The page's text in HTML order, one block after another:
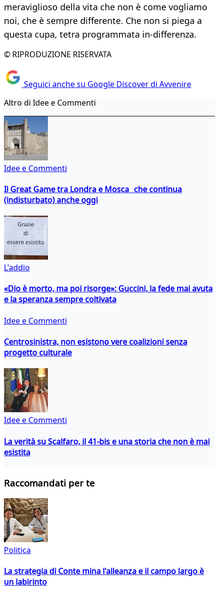
meraviglioso della vita che non è come vo­gliamo
noi, che è sempre differente. Che non si pie­ga a
questa cupa, tetra programmata in-differenza.​
© RIPRODUZIONE RISERVATA
Seguici anche su Google Discover di Avvenire
Altro di Idee e Commenti
Idee e Commenti
Il Great Game tra Londra e Mosca che continua
(indisturbato) anche oggi
L'addio
«Dio è morto, ma poi risorge»: Guccini, la fede mai avuta
e la speranza sempre coltivata
Idee e Commenti
Centrosinistra, non esistono vere coalizioni senza
progetto culturale
Idee e Commenti
La verità su Scalfaro, il 41-bis e una storia che non è mai
esistita
Raccomandati per te
Politica
La strategia di Conte mina l'alleanza e il campo largo è
un labirinto